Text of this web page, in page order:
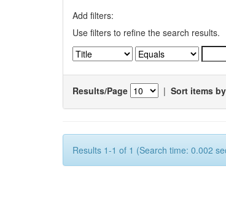
Add filters:
Use filters to refine the search results.
Results/Page | Sort items by
Results 1-1 of 1 (Search time: 0.002